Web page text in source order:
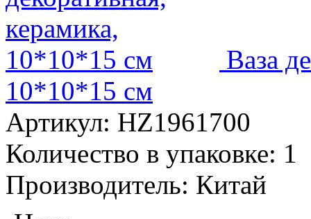
Ваза
10*10*15 см
Артикул: HZ1961700
Количество в упаковке: 1
Производитель: Китай